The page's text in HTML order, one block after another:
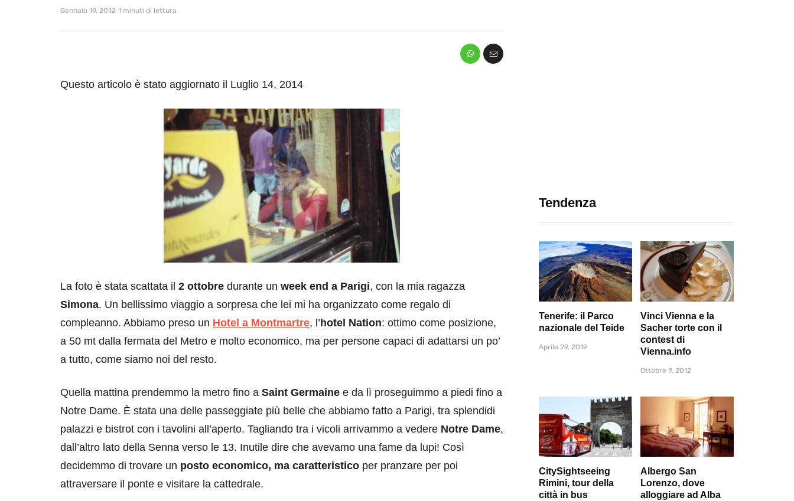
Gennaio 19, 2012 1 minuti di lettura
Questo articolo è stato aggiornato il Luglio 14, 2014
La foto è stata scattata il 2 ottobre durante un week end a Parigi, con la mia ragazza
Simona. Un bellissimo viaggio a sorpresa che lei mi ha organizzato come regalo di
compleanno. Abbiamo preso un Hotel a Montmartre, l’hotel Nation: ottimo come posizione,
a 50 mt dalla fermata del Metro e molto economico, ma per persone capaci di adattarsi un po’
a tutto, come siamo noi del resto.
Quella mattina prendemmo la metro fino a Saint Germaine e da lì proseguimmo a piedi fino a
Notre Dame. È stata una delle passeggiate più belle che abbiamo fatto a Parigi, tra splendidi
palazzi e bistrot con i tavolini all’aperto. Tagliando tra i vicoli arrivammo a vedere Notre Dame,
dall’altro lato della Senna verso le 13. Inutile dire che avevamo una fame da lupi! Così
decidemmo di trovare un posto economico, ma caratteristico per pranzare per poi
attraversare il ponte e visitare la cattedrale.
Tendenza
Tenerife: il Parco
nazionale del Teide
Aprile 29, 2019
Vinci Vienna e la
Sacher torte con il
contest di
Vienna.info
Ottobre 9, 2012
CitySightseeing
Rimini, tour della
città in bus
Albergo San
Lorenzo, dove
alloggiare ad Alba